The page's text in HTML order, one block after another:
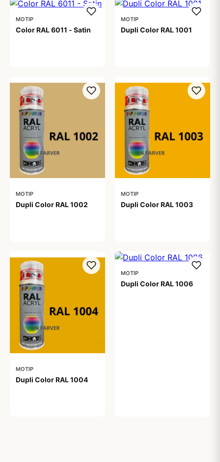
MOTIP
Color RAL 6011 - Satin
MOTIP
Dupli Color RAL 1001
MOTIP
Dupli Color RAL 1002
MOTIP
Dupli Color RAL 1003
MOTIP
Dupli Color RAL 1004
MOTIP
Dupli Color RAL 1006